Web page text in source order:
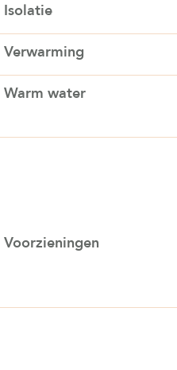
Isolatie
Verwarming
Warm water
Voorzieningen